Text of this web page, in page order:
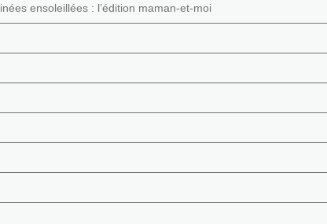
ensoleillées : l’édition maman-et-moi